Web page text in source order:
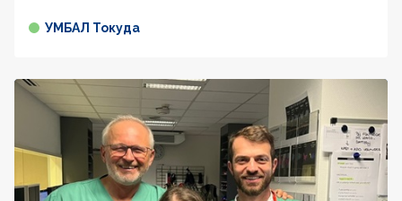
УМБАЛ Токуда